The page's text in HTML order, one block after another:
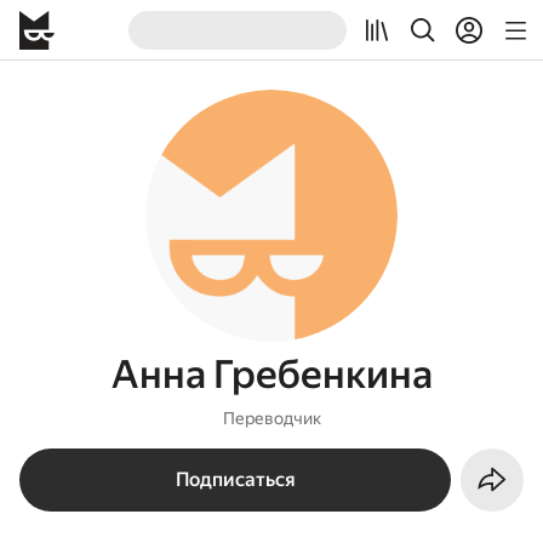
Анна Гребенкина
Переводчик
Подписаться